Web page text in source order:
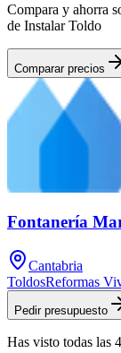
Compara y ahorra
de Instalar Toldo
Comparar precios
Fontanería
Cantabria
ToldosReformas
Pedir presupuesto
Has visto todas las 4